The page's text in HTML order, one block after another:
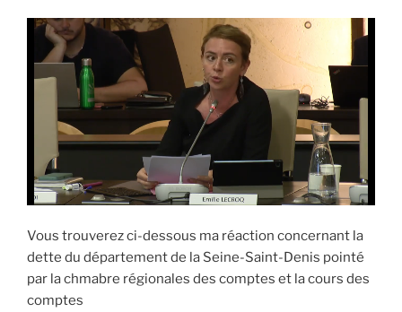
Vous trouverez ci-dessous ma réaction concernant la
dette du département de la Seine-Saint-Denis pointé
par la chmabre régionales des comptes et la cours des
comptes